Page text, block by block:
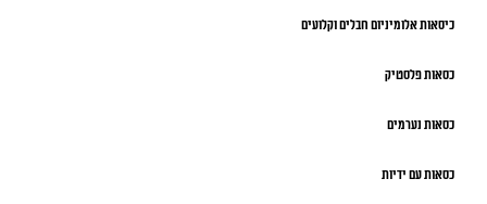
כיסאות אלומיניום חבלים וקלועים
כסאות פלסטיק
כסאות נערמים
כסאות עם ידיות